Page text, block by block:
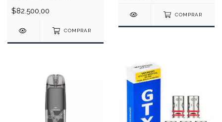
$82.500,00
COMPRAR
COMPRAR